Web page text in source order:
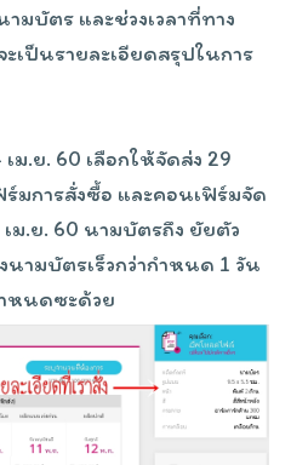
บัตร และช่วงเวลาที่ทาง
เป็นรายละเอียดสรุปในการ
ม.ย. 60 เลือกให้จัดส่ง 29
ร์มการสั่งซื้อ และคอนเฟิร์มจัด
ม.ย. 60 นามบัตรถึง ยัยตัว
นามบัตรเร็วกว่ากำหนด 1 วัน
ำหนดซะด้วย